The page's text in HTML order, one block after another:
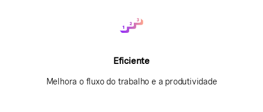
Eficiente
Melhora o fluxo do trabalho e a produtividade